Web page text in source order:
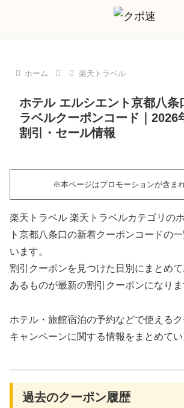
ホーム 楽天トラベル
ホテル エルシエント京都八条
ラベルクーポンコード｜2026
割引・セール情報
※本ページはプロモーションが含ま
楽天トラベル 楽天トラベルカテゴリの
ト京都八条口の新着クーポンコードの
います。
割引クーポンを見つけた日別にまとめ
あるものが最新の割引クーポンになりま
ホテル・旅館宿泊の予約などで使えるク
キャンペーンに関する情報をまとめてい
過去のクーポン履歴